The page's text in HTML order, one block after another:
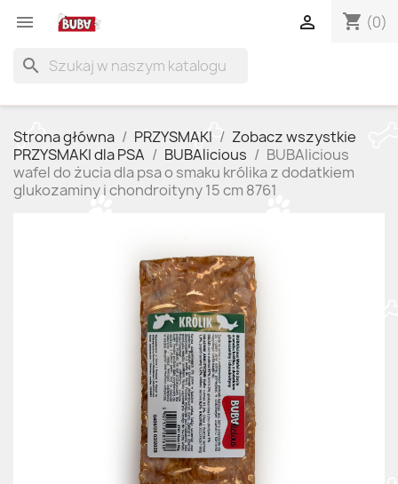
 shopping_cart (0)

search
Strona główna PRZYSMAKI
Zobacz wszystkie
PRZYSMAKI dla PSA
BUBAlicious
BUBAlicious
wafel do żucia dla psa o smaku królika z dodatkiem
glukozaminy i chondroityny 15 cm 8761